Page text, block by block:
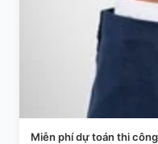
Miễn phí dự toán thi